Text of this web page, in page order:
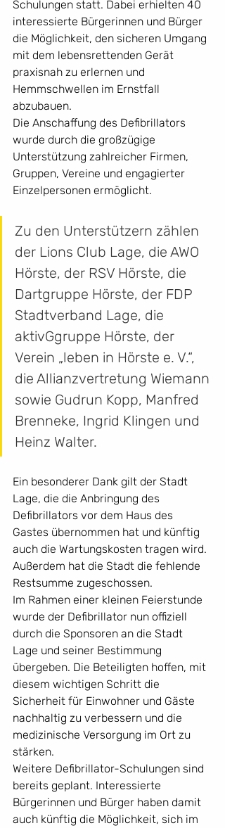
Schulungen statt. Dabei erhielten 40
interessierte Bürgerinnen und Bürger
die Möglichkeit, den sicheren Umgang
mit dem lebensrettenden Gerät
praxisnah zu erlernen und
Hemmschwellen im Ernstfall
abzubauen.
Die Anschaffung des Defibrillators
wurde durch die großzügige
Unterstützung zahlreicher Firmen,
Gruppen, Vereine und engagierter
Einzelpersonen ermöglicht.
Zu den Unterstützern zählen
der Lions Club Lage, die AWO
Hörste, der RSV Hörste, die
Dartgruppe Hörste, der FDP
Stadtverband Lage, die
aktivGgruppe Hörste, der
Verein „leben in Hörste e. V.“,
die Allianzvertretung Wiemann
sowie Gudrun Kopp, Manfred
Brenneke, Ingrid Klingen und
Heinz Walter.
Ein besonderer Dank gilt der Stadt
Lage, die die Anbringung des
Defibrillators vor dem Haus des
Gastes übernommen hat und künftig
auch die Wartungskosten tragen wird.
Außerdem hat die Stadt die fehlende
Restsumme zugeschossen.
Im Rahmen einer kleinen Feierstunde
wurde der Defibrillator nun offiziell
durch die Sponsoren an die Stadt
Lage und seiner Bestimmung
übergeben. Die Beteiligten hoffen, mit
diesem wichtigen Schritt die
Sicherheit für Einwohner und Gäste
nachhaltig zu verbessern und die
medizinische Versorgung im Ort zu
stärken.
Weitere Defibrillator-Schulungen sind
bereits geplant. Interessierte
Bürgerinnen und Bürger haben damit
auch künftig die Möglichkeit, sich im